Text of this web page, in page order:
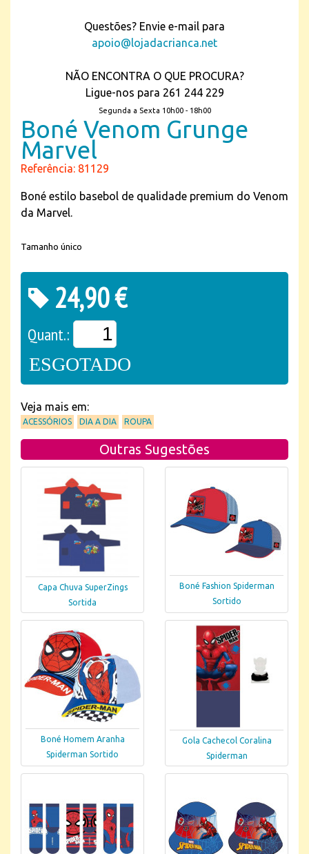
Questões? Envie e-mail para
apoio@lojadacrianca.net
NÃO ENCONTRA O QUE PROCURA?
Ligue-nos para 261 244 229
Segunda a Sexta 10h00 - 18h00
Boné Venom Grunge
Marvel
Referência: 81129
Boné estilo basebol de qualidade premium do Venom
da Marvel.
Tamanho único
24,90 €
Quant.:
ESGOTADO
Veja mais em:
ACESSÓRIOS DIA A DIA ROUPA
Outras Sugestões
Capa Chuva SuperZings
Sortida
Boné Fashion Spiderman
Sortido
Boné Homem Aranha
Spiderman Sortido
Gola Cachecol Coralina
Spiderman